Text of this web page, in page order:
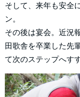
そして、来年も安全
ン。
その後は宴会。近況
田歌舎を卒業した先
て次のステップへす